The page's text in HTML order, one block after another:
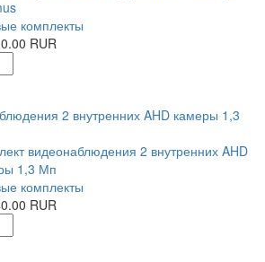
комплекты
RUR
видеонаблюдения 2 внутренних AHD
1,3 Мп
комплекты
RUR